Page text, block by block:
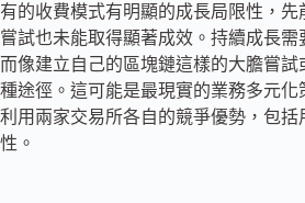
有的收費模式有明顯的成長局限性，先
嘗試也未能取得顯著成效。持續成長需
而像建立自己的區塊鏈這樣的大膽嘗試
種途徑。這可能是最現實的業務多元化
利用兩家交易所各自的競爭優勢，包括
性。